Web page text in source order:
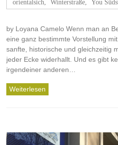
orientalsich Winterstraße You
by Loyana Camelo Wenn man an
eine ganz bestimmte Vorstellung
sanfte, historische und gleichzeitig
jeder Ecke widerhallt. Und es gibt
irgendeiner anderen…
Weiterlesen